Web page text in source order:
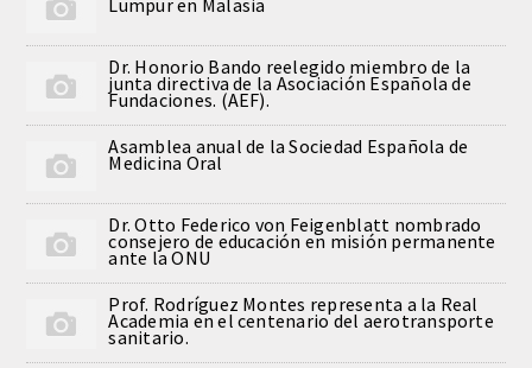
Dr. Honorio Bando reelegido miembro de la
junta directiva de la Asociación Española de
Fundaciones. (AEF).
Asamblea anual de la Sociedad Española de
Medicina Oral
Dr. Otto Federico von Feigenblatt nombrado
consejero de educación en misión permanente
ante la ONU
Prof. Rodríguez Montes representa a la Real
Academia en el centenario del aerotransporte
sanitario.